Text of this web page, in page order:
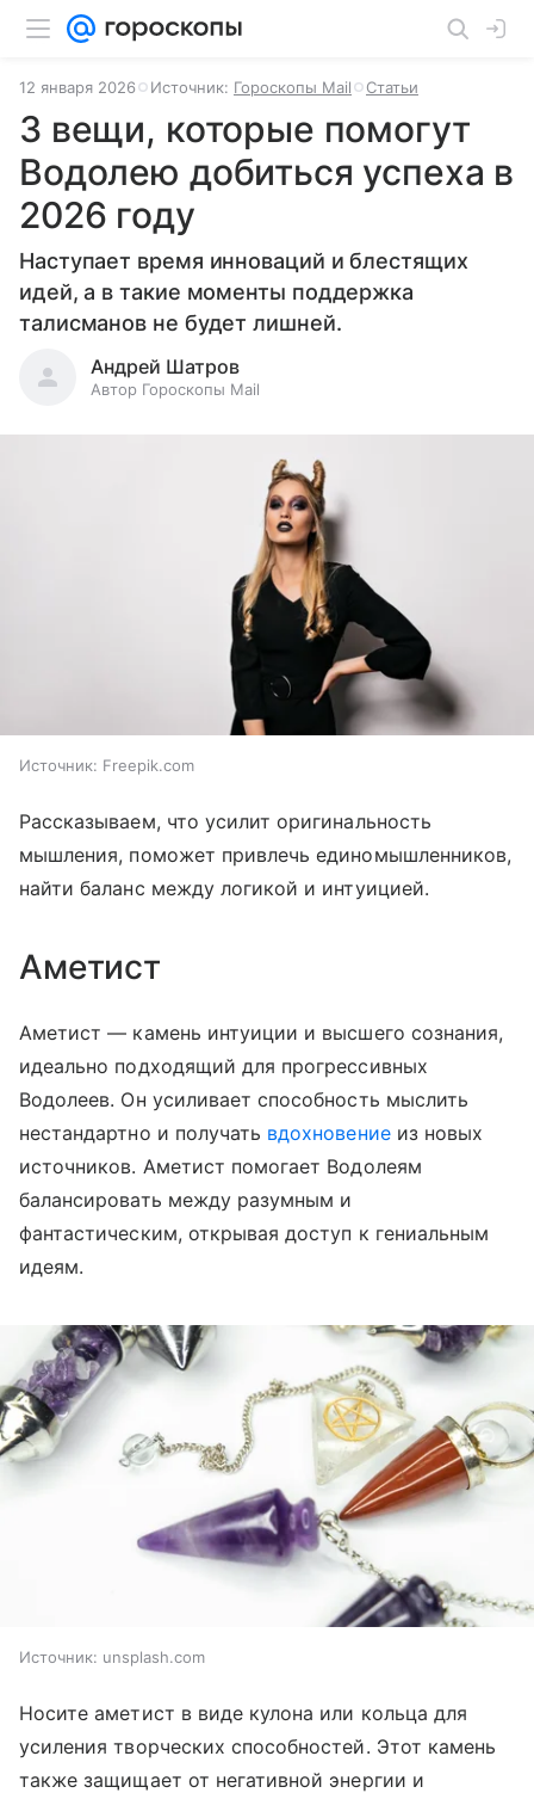
12 января 2026 Источник: Гороскопы Mail Статьи
3 вещи, которые помогут
Водолею добиться успеха в
2026 году
Наступает время инноваций и блестящих
идей, а в такие моменты поддержка
талисманов не будет лишней.
Андрей Шатров
Автор Гороскопы Mail
Источник: Freepik.com
Рассказываем, что усилит оригинальность
мышления, поможет привлечь единомышленников,
найти баланс между логикой и интуицией.
Аметист
Аметист — камень интуиции и высшего сознания,
идеально подходящий для прогрессивных
Водолеев. Он усиливает способность мыслить
нестандартно и получать вдохновениеиз новых
источников. Аметист помогает Водолеям
балансировать между разумным и
фантастическим, открывая доступ к гениальным
идеям.
Источник: unsplash.com
Носите аметист в виде кулона или кольца для
усиления творческих способностей. Этот камень
также защищает от негативной энергии и